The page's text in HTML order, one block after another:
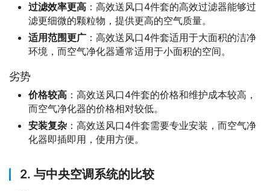
过滤效率更高 ：高效送风口4件套的高效过滤器能够过
滤更细微的颗粒物，提供更高的空气质量。
适用范围更广 ：高效送风口4件套适用于大面积的洁净
环境，而空气净化器通常适用于小面积的空间。
劣势
价格较高 ：高效送风口4件套的价格和维护成本较高，
而空气净化器的价格相对较低。
安装复杂 ：高效送风口4件套需要专业安装，而空气净
化器即插即用，使用方便。
2. 与中央空调系统的比较